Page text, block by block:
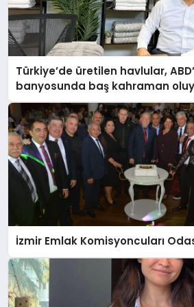
Türkiye’de üretilen havlular,
banyosunda baş kahraman
İzmir Emlak Komisyoncuları